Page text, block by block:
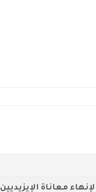
معاناة الإيزيديين